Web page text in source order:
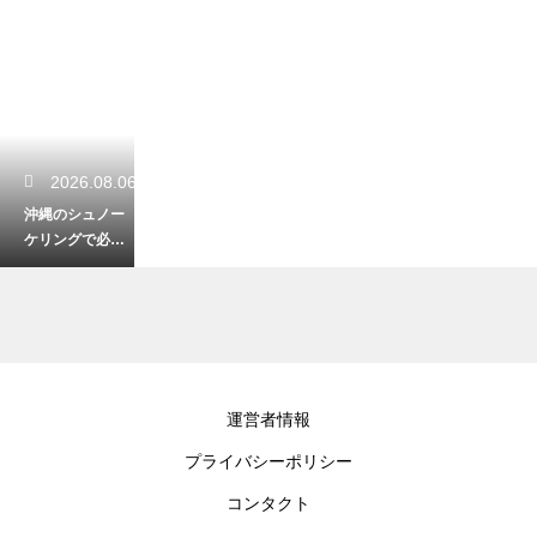
2026.08.06
沖縄のシュノー
ケリングで必須
の呼吸法とは？
運営者情報
プライバシーポリシー
コンタクト